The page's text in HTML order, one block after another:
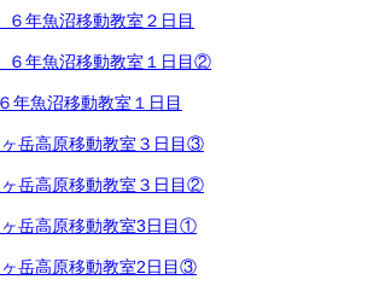
年魚沼移動教室２日目
年魚沼移動教室１日目②
年魚沼移動教室１日目
岳高原移動教室３日目③
岳高原移動教室３日目②
岳高原移動教室3日目①
岳高原移動教室2日目③